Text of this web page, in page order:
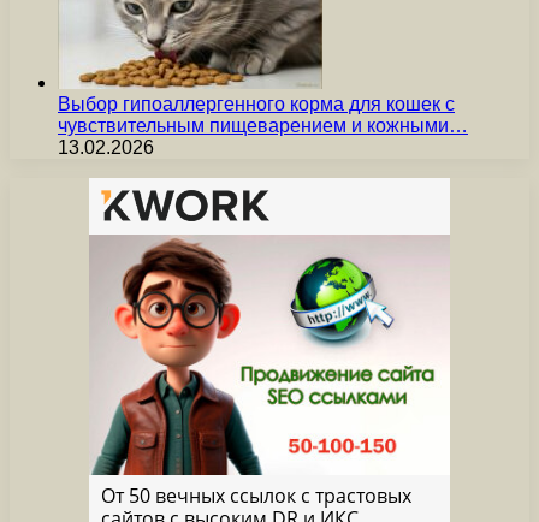
Выбор гипоаллергенного корма для кошек с
чувствительным пищеварением и кожными…
13.02.2026